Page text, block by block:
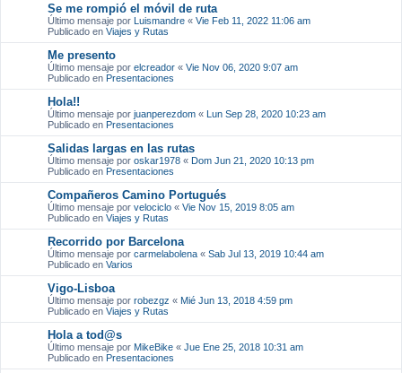
Se me rompió el móvil de ruta
Último mensaje por Luismandre « Vie Feb 11, 2022 11:06 am
Publicado en Viajes y Rutas
Me presento
Último mensaje por elcreador « Vie Nov 06, 2020 9:07 am
Publicado en Presentaciones
Hola!!
Último mensaje por juanperezdom « Lun Sep 28, 2020 10:23 am
Publicado en Presentaciones
Salidas largas en las rutas
Último mensaje por oskar1978 « Dom Jun 21, 2020 10:13 pm
Publicado en Presentaciones
Compañeros Camino Portugués
Último mensaje por velociclo « Vie Nov 15, 2019 8:05 am
Publicado en Viajes y Rutas
Recorrido por Barcelona
Último mensaje por carmelabolena « Sab Jul 13, 2019 10:44 am
Publicado en Varios
Vigo-Lisboa
Último mensaje por robezgz « Mié Jun 13, 2018 4:59 pm
Publicado en Viajes y Rutas
Hola a tod@s
Último mensaje por MikeBike « Jue Ene 25, 2018 10:31 am
Publicado en Presentaciones